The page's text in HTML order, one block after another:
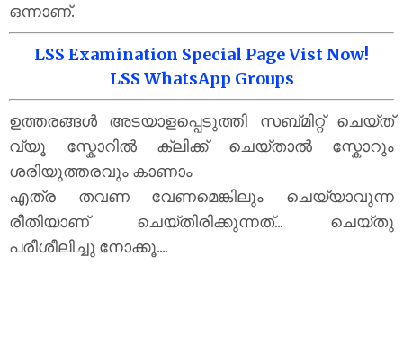
ഒന്നാണ്.
LSS Examination Special Page Vist Now!
LSS WhatsApp Groups
ഉത്തരങ്ങൾ അടയാളപ്പെടുത്തി സബ്മിറ്റ് ചെയ്ത്
വ്യൂ സ്കോറിൽ ക്ലിക്ക് ചെയ്താൽ സ്കോറും
ശരിയുത്തരവും കാണാം
എത്ര തവണ വേണമെങ്കിലും ചെയ്യാവുന്ന
രീതിയാണ് ചെയ്തിരിക്കുന്നത്... ചെയ്തു
പരീശീലിച്ചു നോക്കൂ....